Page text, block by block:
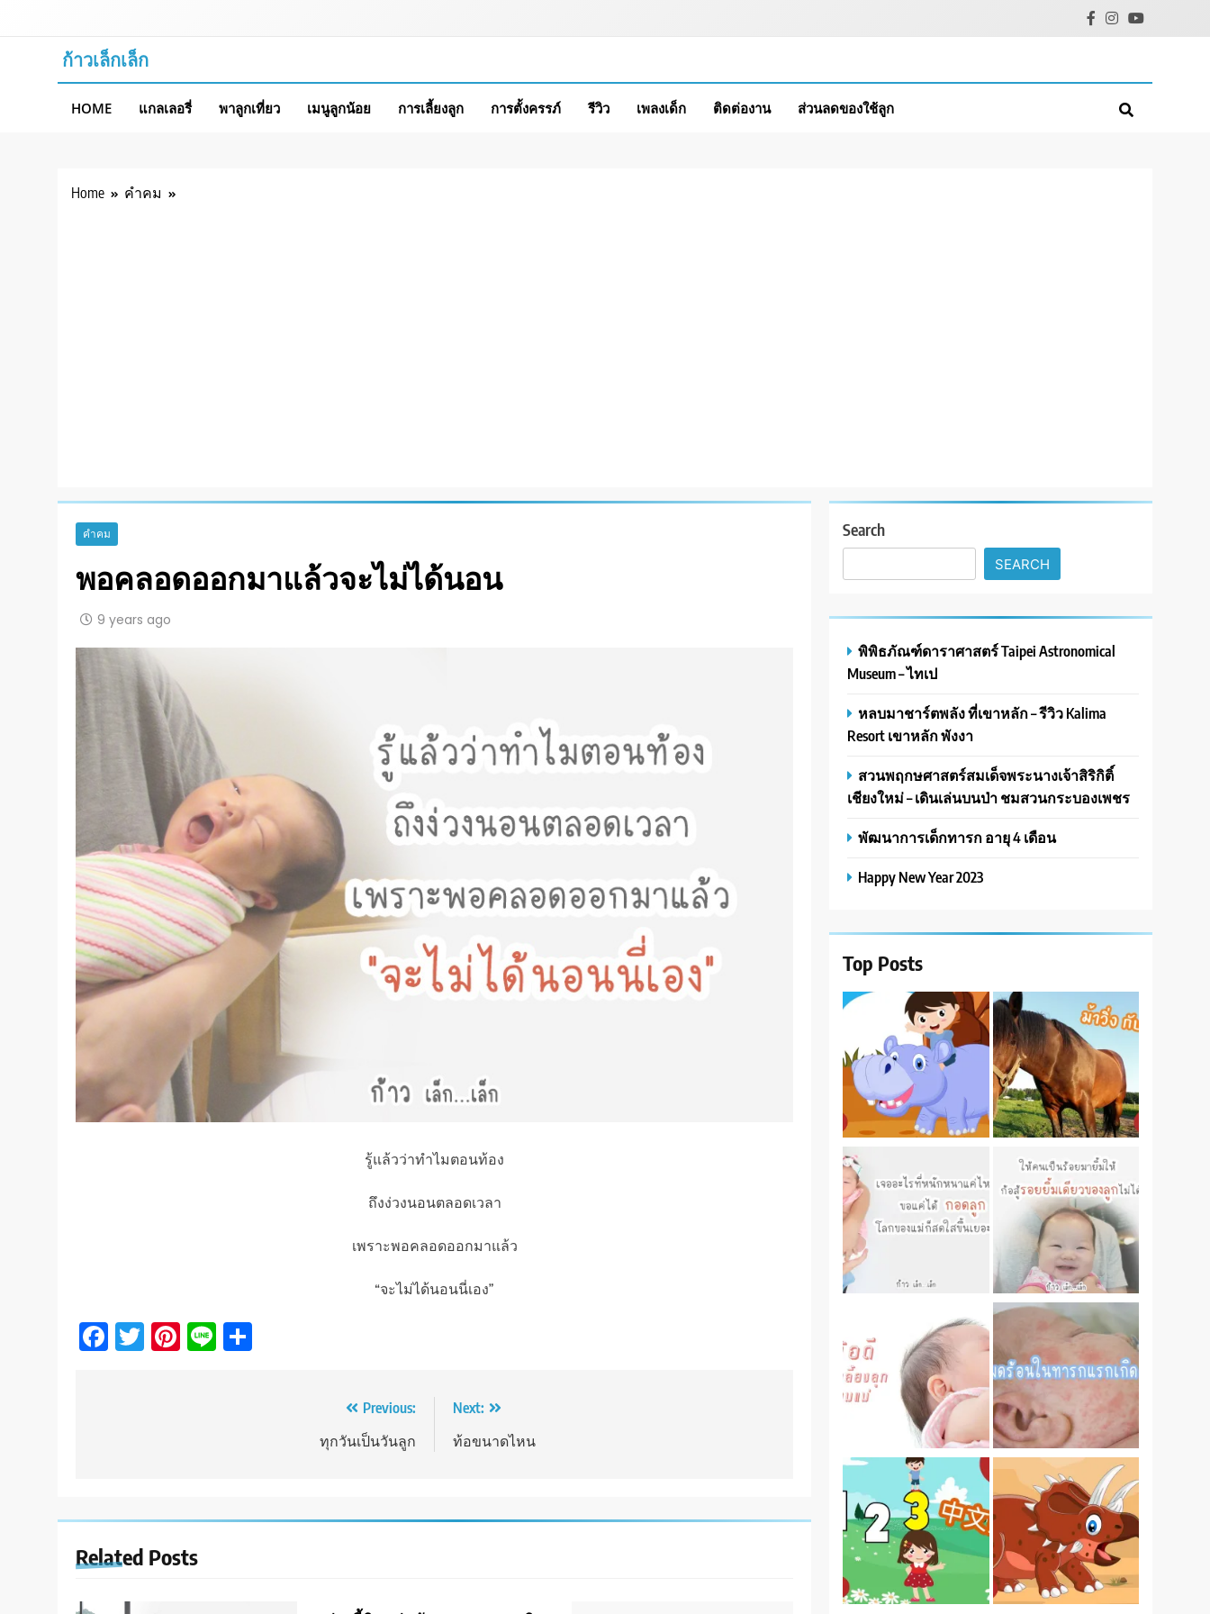
ก้าวเล็กเล็ก
HOME แกลเลอรี่ พาลูกเที่ยว เมนูลูกน้อย การเลี้ยงลูก การตั้งครรภ์ รีวิว เพลงเด็ก ติดต่องาน ส่วนลดของใช้ลูก
Home คำคม
คำคม
พอคลอดออกมาแล้วจะไม่ได้นอน
9 years ago
รู้แล้วว่าทำไมตอนท้อง
ถึงง่วงนอนตลอดเวลา
เพราะพอคลอดออกมาแล้ว
“จะไม่ได้นอนนี่เอง”
Facebook
TwitterPinterest
Line
Previous:
ทุกวันเป็นวันลูก
Next:
ท้อขนาดไหน
Related Posts
Search
SEARCH
พิพิธภัณฑ์ดาราศาสตร์ Taipei Astronomical
Museum – ไทเป
หลบมาชาร์ตพลัง ที่เขาหลัก – รีวิว Kalima
Resort เขาหลัก พังงา
สวนพฤกษศาสตร์สมเด็จพระนางเจ้าสิริกิติ์
เชียงใหม่ – เดินเล่นบนป่า ชมสวนกระบองเพชร
พัฒนาการเด็กทารก อายุ 4 เดือน
Happy New Year 2023
Top Posts